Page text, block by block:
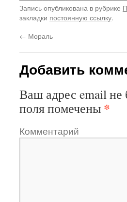
Запись опубликована в рубрике
закладки постоянную ссылку.
← Мораль
Добавить
Ваш адрес email не
поля помечены *
Комментарий